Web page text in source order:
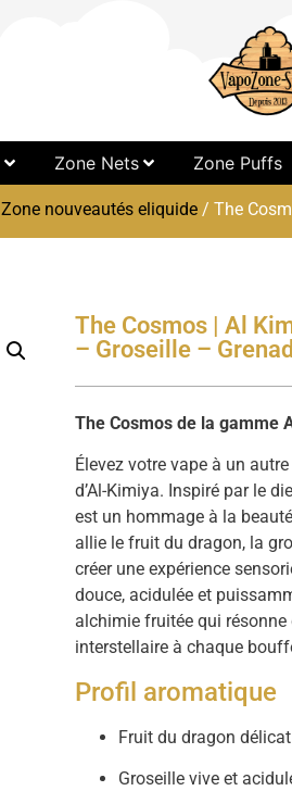
Zone Nets Zone Puffs
Zone nouveautés eliquide/ The
The Cosmos | Al
– Groseille –
The Cosmos de la gamme
Élevez votre vape à un
d’Al-Kimiya. Inspiré par le
est un hommage à la beauté
allie le fruit du dragon, la
créer une expérience
douce, acidulée et
alchimie fruitée qui
interstellaire à chaque
Profil aromatique
Fruit du dragon
Groseille vive et